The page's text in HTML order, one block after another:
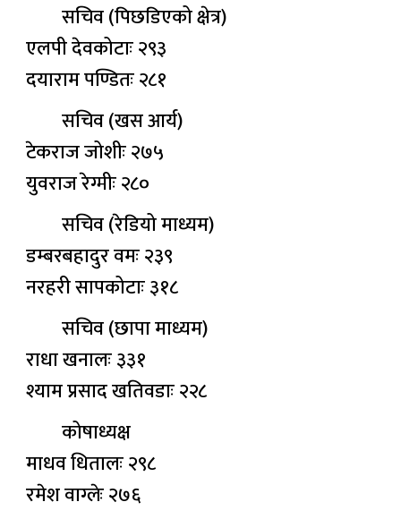
सचिव (पिछडिएको क्षेत्र)
एलपी देवकोटाः २९३
दयाराम पण्डितः २८१
सचिव (खस आर्य)
टेकराज जोशीः २७५
युवराज रेग्मीः २८०
सचिव (रेडियो माध्यम)
डम्बरबहादुर वमः २३९
नरहरी सापकोटाः ३१८
सचिव (छापा माध्यम)
राधा खनालः ३३१
श्याम प्रसाद खतिवडाः २२८
कोषाध्यक्ष
माधव धितालः २९८
रमेश वाग्लेः २७६